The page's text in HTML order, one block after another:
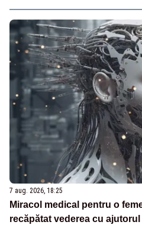
7 aug. 2026, 18:25
Miracol medical pentru o
recăpătat vederea cu